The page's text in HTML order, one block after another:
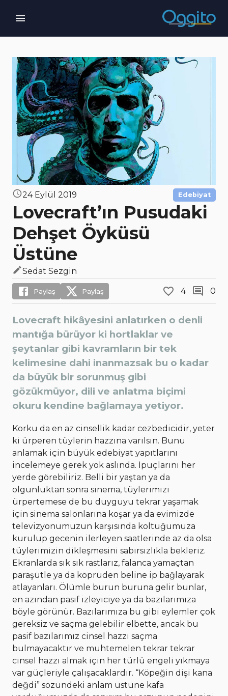
24 Eylül 2019 Edebiyat
Lovecraft’ın Pusudaki
Dehşet Öyküsü
Üstüne
Sedat Sezgin
Paylaş Paylaş 4 0
Lovecraft hikâyesini anlatırken o denli
mantığa bürüyor ki hortlaklar ve
şeytanlar gibi kavramların bir tek
kelimesine dahi inanmazsak bu o kadar
da büyük bir sorunmuş gibi
gözükmüyor, dili ve anlatma biçimi
okuru kendine bağlamaya yetiyor.
Korku da en az cinsellik kadar cezbedicidir, yeter
ki ürperen tüylerin hazzına varılsın. Bunu
anlamak için büyük edebiyat yapıtlarını
incelemeye gerek yok aslında. İpuçlarını her
yerde görebiliriz. Belli bir yaştan ya da
olgunluktan sonra sinema, tüylerimizi
ürpertemese de bu duyguyu tekrar yaşamak
için sinema salonlarına koşar ya da evimizde
televizyonumuzun karşısında koltuğumuza
kurulup gecenin ilerleyen saatlerinde az da olsa
tüylerimizin dikleşmesini sabırsızlıkla bekleriz.
Ekranlarda sık sık rastlarız, falanca yamaçtan
paraşütle ya da köprüden beline ip bağlayarak
atlayanları. Ölümle burun buruna gelir bunlar,
en azından pasif izleyiciye ya da bazılarımıza
böyle görünür. Bazılarımıza bu gibi eylemler çok
gereksiz ve saçma gelebilir elbette, ancak bu
pasif bazılarımız cinsel hazzı saçma
bulmayacaktır ve muhtemelen tekrar tekrar
cinsel hazzı almak için her türlü engeli yıkmaya
var güçleriyle çalışacaklardır. “Köpeğin dişi kana
değdi” sözündeki anlam üstüne kafa